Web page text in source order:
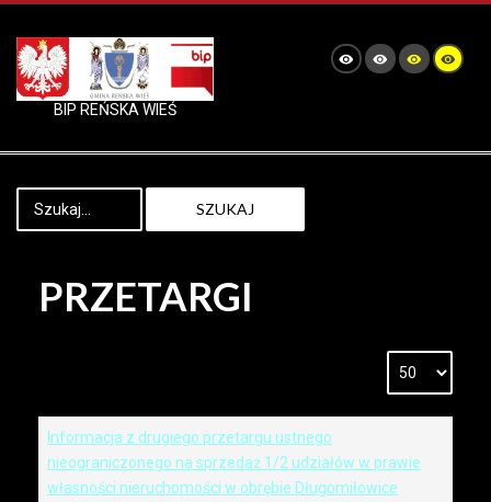
BIP REŃSKA WIEŚ
SZUKAJ
PRZETARGI
Informacja z drugiego przetargu ustnego
nieograniczonego na sprzedaż 1/2 udziałów w prawie
własności nieruchomości w obrębie Długomiłowice